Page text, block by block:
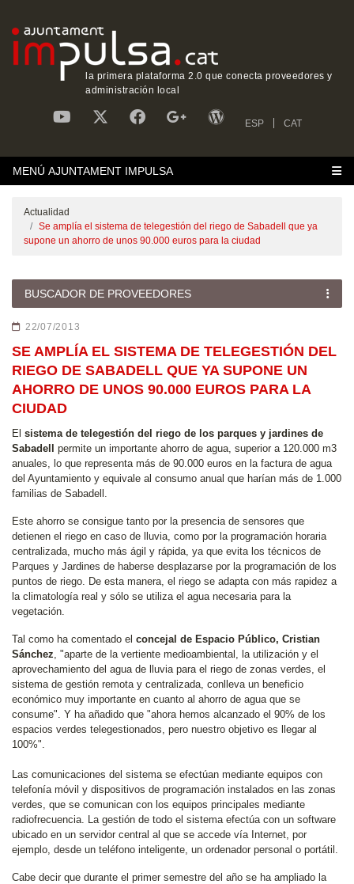
la primera plataforma 2.0 que conecta proveedores y
administración local
ESP CAT
MENÚ AJUNTAMENT IMPULSA
Actualidad
Se amplía el sistema de telegestión del riego de Sabadell que ya
supone un ahorro de unos 90.000 euros para la ciudad
BUSCADOR DE PROVEEDORES
22/07/2013
SE AMPLÍA EL SISTEMA DE TELEGESTIÓN DEL
RIEGO DE SABADELL QUE YA SUPONE UN
AHORRO DE UNOS 90.000 EUROS PARA LA
CIUDAD
El sistema de telegestión del riego de los parques y jardines de
Sabadell permite un importante ahorro de agua, superior a 120.000 m3
anuales, lo que representa más de 90.000 euros en la factura de agua
del Ayuntamiento y equivale al consumo anual que harían más de 1.000
familias de Sabadell.
Este ahorro se consigue tanto por la presencia de sensores que
detienen el riego en caso de lluvia, como por la programación horaria
centralizada, mucho más ágil y rápida, ya que evita los técnicos de
Parques y Jardines de haberse desplazarse por la programación de los
puntos de riego. De esta manera, el riego se adapta con más rapidez a
la climatología real y sólo se utiliza el agua necesaria para la
vegetación.
Tal como ha comentado el concejal de Espacio Público, Cristian
Sánchez, "aparte de la vertiente medioambiental, la utilización y el
aprovechamiento del agua de lluvia para el riego de zonas verdes, el
sistema de gestión remota y centralizada, conlleva un beneficio
económico muy importante en cuanto al ahorro de agua que se
consume". Y ha añadido que "ahora hemos alcanzado el 90% de los
espacios verdes telegestionados, pero nuestro objetivo es llegar al
100%".
Las comunicaciones del sistema se efectúan mediante equipos con
telefonía móvil y dispositivos de programación instalados en las zonas
verdes, que se comunican con los equipos principales mediante
radiofrecuencia. La gestión de todo el sistema efectúa con un software
ubicado en un servidor central al que se accede vía Internet, por
ejemplo, desde un teléfono inteligente, un ordenador personal o portátil.
Cabe decir que durante el primer semestre del año se ha ampliado la